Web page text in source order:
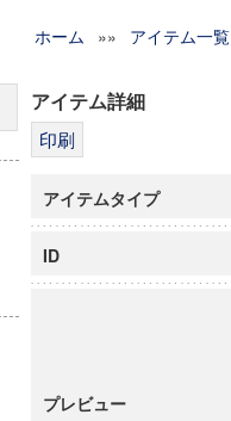
ホーム »» アイテム一覧
アイテム詳細
アイテムタイプ
ID
プレビュー